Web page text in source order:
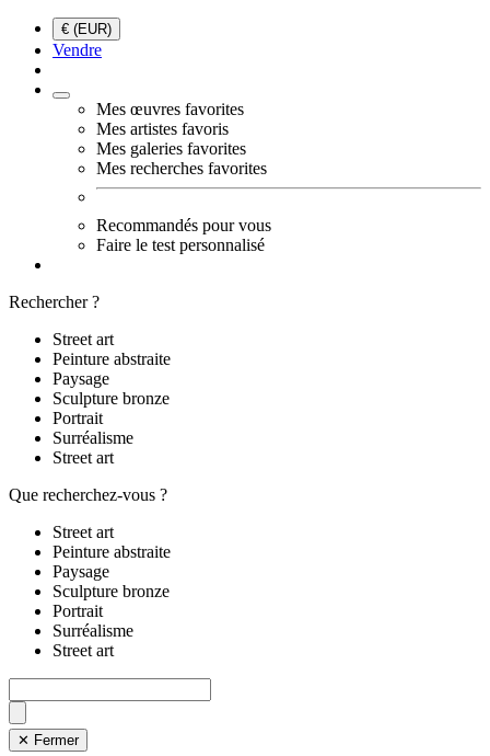
€ (EUR)
Vendre
Mes œuvres favorites
Mes artistes favoris
Mes galeries favorites
Mes recherches favorites
Recommandés pour vous
Faire le test personnalisé
Rechercher ?
Street art
Peinture abstraite
Paysage
Sculpture bronze
Portrait
Surréalisme
Street art
Que recherchez-vous ?
Street art
Peinture abstraite
Paysage
Sculpture bronze
Portrait
Surréalisme
Street art
✕ Fermer